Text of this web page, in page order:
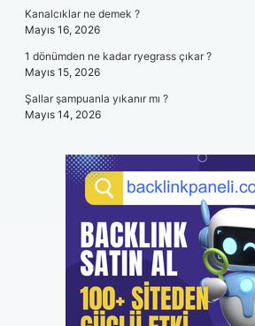
Kanalcıklar ne demek ?
Mayıs 16, 2026
1 dönümden ne kadar ryegrass çıkar ?
Mayıs 15, 2026
Şallar şampuanla yıkanır mı ?
Mayıs 14, 2026